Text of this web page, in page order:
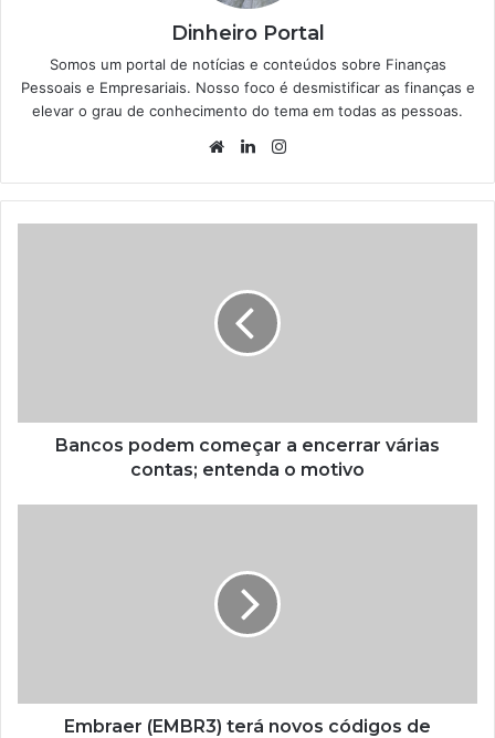
Dinheiro Portal
Somos um portal de notícias e conteúdos sobre Finanças
Pessoais e Empresariais. Nosso foco é desmistificar as finanças e
elevar o grau de conhecimento do tema em todas as pessoas.
WebsiteLinkedin
Bancos podem começar a encerrar várias
contas; entenda o motivo
Embraer (EMBR3) terá novos códigos de